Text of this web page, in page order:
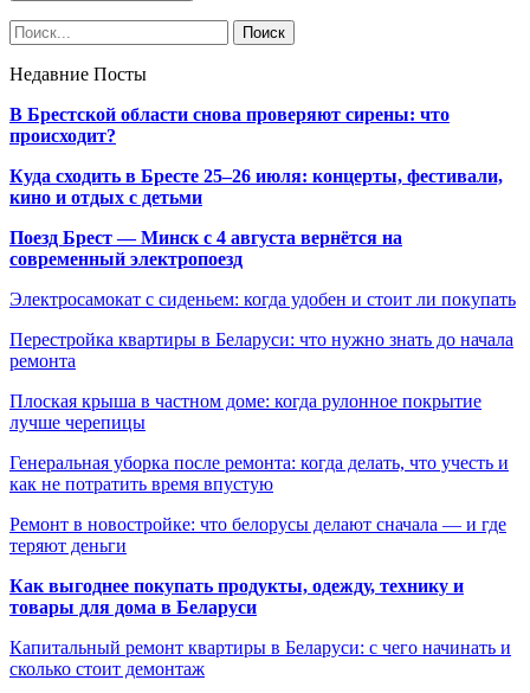
Недавние Посты
В Брестской области снова проверяют сирены: что
происходит?
Куда сходить в Бресте 25–26 июля: концерты, фестивали,
кино и отдых с детьми
Поезд Брест — Минск с 4 августа вернётся на
современный электропоезд
Электросамокат с сиденьем: когда удобен и стоит ли покупать
Перестройка квартиры в Беларуси: что нужно знать до начала
ремонта
Плоская крыша в частном доме: когда рулонное покрытие
лучше черепицы
Генеральная уборка после ремонта: когда делать, что учесть и
как не потратить время впустую
Ремонт в новостройке: что белорусы делают сначала — и где
теряют деньги
Как выгоднее покупать продукты, одежду, технику и
товары для дома в Беларуси
Капитальный ремонт квартиры в Беларуси: с чего начинать и
сколько стоит демонтаж